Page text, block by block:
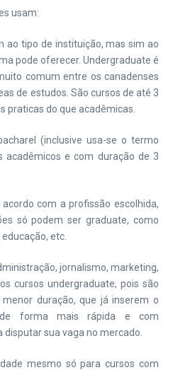
usam:
ao tipo de instituição, mas sim ao
pode oferecer. Undergraduate é
comum entre os canadenses
de estudos. São cursos de até 3
praticas do que acadêmicas.
(inclusive usa-se o termo
acadêmicos e com duração de 3
com a profissão escolhida,
só podem ser graduate, como
etc.
jornalismo, marketing,
cursos undergraduate, pois são
duração, que já inserem o
forma mais rápida e com
sua vaga no mercado.
mesmo só para cursos com